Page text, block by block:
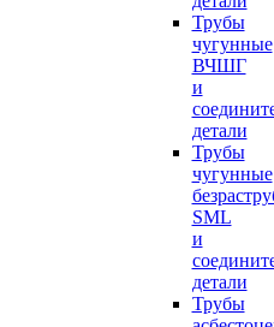
Трубы
чугунные
ВЧШГ
и
детали
Трубы
чугунные
SML
и
детали
Трубы